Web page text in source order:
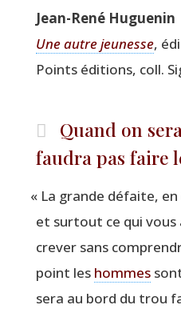
Jean-René Hugue­nin
Une autre jeu­nesse,
Points édi­tions, coll.
Quand on
faudra pas faire
« La grande défaite, en
et sur­tout ce qui
cre­ver sans
point les hommes
sera au bord du trou